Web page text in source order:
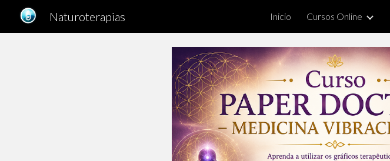
Skip to main content
Naturoterapias Inicio Cursos Online